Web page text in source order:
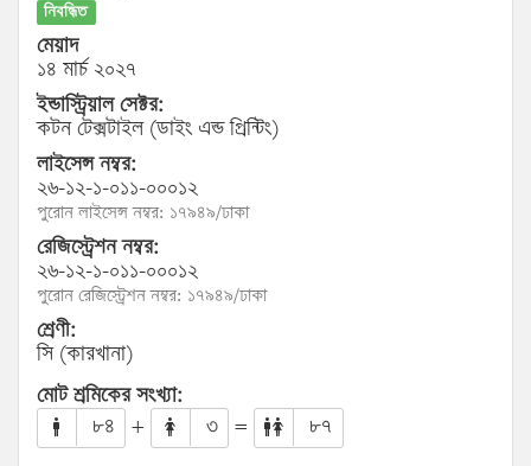
নিবন্ধিত
মেয়াদ
১৪ মার্চ ২০২৭
ইন্ডাস্ট্রিয়াল সেক্টর:
কটন টেক্সটাইল (ডাইং এন্ড প্রিন্টিং)
লাইসেন্স নম্বর:
২৬-১২-১-০১১-০০০১২
পুরোন লাইসেন্স নম্বর: ১৭৯৪৯/ঢাকা
রেজিস্ট্রেশন নম্বর:
২৬-১২-১-০১১-০০০১২
পুরোন রেজিস্ট্রেশন নম্বর: ১৭৯৪৯/ঢাকা
শ্রেণী:
সি (কারখানা)
মোট শ্রমিকের সংখ্যা:
৮৪
+ ৩ = ৮৭